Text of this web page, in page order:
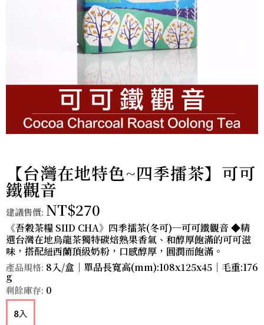
【台灣在地特色~四季擂茶】可可
鐵觀音
建議售價: NT$270
《吾穀茶糧 SIID CHA》四季擂茶(冬可)─可可鐵觀音 ◆精
選台灣在地烏龍茶獨特碳焙熟果香氣、和醇厚飽滿的可可滋
味，搭配紐西蘭頂級奶粉，口感醇厚，圓潤而飽滿。
產品規格: 8入/盒｜單品長寬高(mm):108x125x45｜毛重:176
g
剩餘庫存: 0